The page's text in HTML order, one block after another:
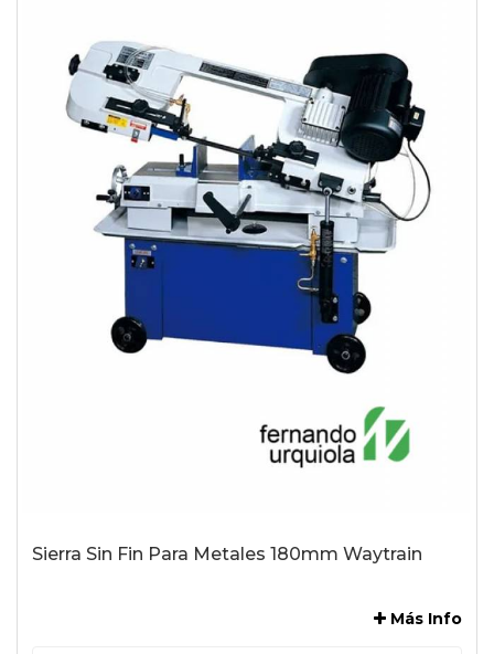
Sierra Sin Fin Para Metales 180mm Waytrain
Más Info